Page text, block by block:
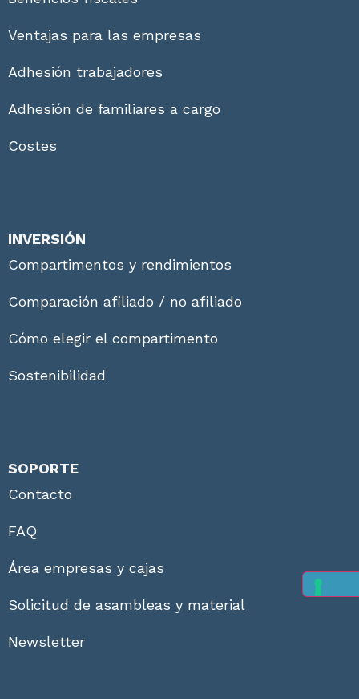
Ventajas para las empresas
Adhesión trabajadores
Adhesión de familiares a cargo
Costes
INVERSIÓN
Compartimentos y rendimientos
Comparación afiliado / no afiliado
Cómo elegir el compartimento
Sostenibilidad
SOPORTE
Contacto
FAQ
Área empresas y cajas
Solicitud de asambleas y material
Newsletter